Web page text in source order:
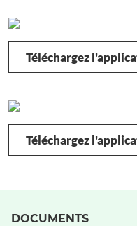
Téléchargez
Téléchargez
DOCUMENTS